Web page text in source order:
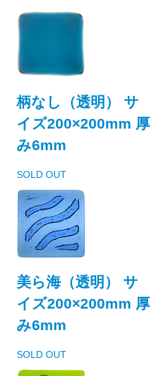
柄なし（透明） サ
イズ200×200mm 厚
み6mm
SOLD OUT
美ら海（透明） サ
イズ200×200mm 厚
み6mm
SOLD OUT